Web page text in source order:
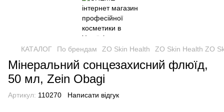
КАТАЛОГ По брендам ZO Skin Health ZO Skin Health ZO
Мінеральний сонцезахисний флюїд,
50 мл, Zein Obagi
Артикул: 110270 Написати відгук